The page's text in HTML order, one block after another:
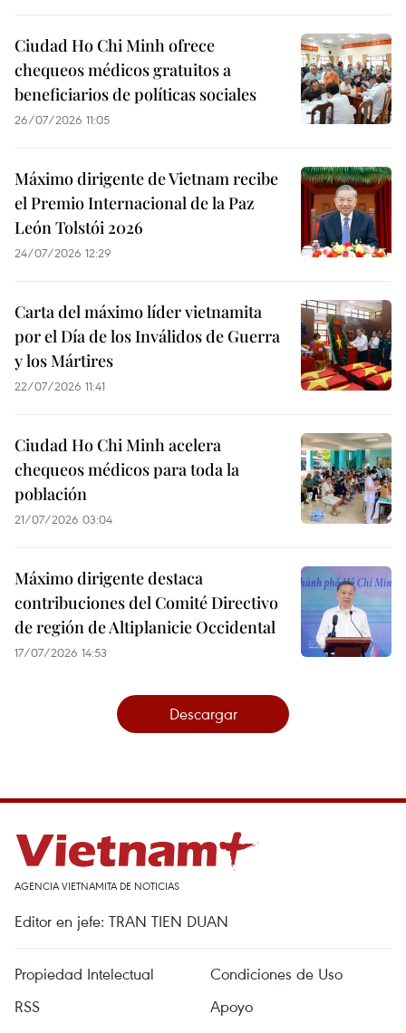
Ciudad Ho Chi Minh ofrece
chequeos médicos gratuitos a
beneficiarios de políticas sociales
26/07/2026 11:05
Máximo dirigente de Vietnam recibe
el Premio Internacional de la Paz
León Tolstói 2026
24/07/2026 12:29
Carta del máximo líder vietnamita
por el Día de los Inválidos de Guerra
y los Mártires
22/07/2026 11:41
Ciudad Ho Chi Minh acelera
chequeos médicos para toda la
población
21/07/2026 03:04
Máximo dirigente destaca
contribuciones del Comité Directivo
de región de Altiplanicie Occidental
17/07/2026 14:53
Descargar
AGENCIA VIETNAMITA DE NOTICIAS
Editor en jefe: TRAN TIEN DUAN
Propiedad Intelectual
Condiciones de Uso
RSS
Apoyo